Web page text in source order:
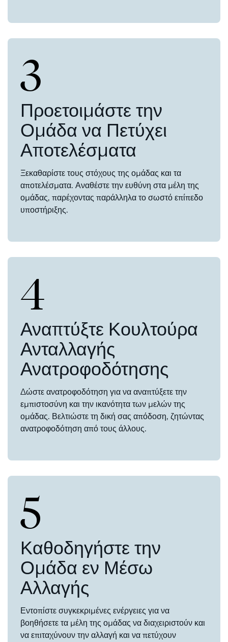
3
Προετοιμάστε την
Ομάδα να Πετύχει
Αποτελέσματα
Ξεκαθαρίστε τους στόχους της ομάδας και τα
αποτελέσματα. Αναθέστε την ευθύνη στα μέλη της
ομάδας, παρέχοντας παράλληλα το σωστό επίπεδο
υποστήριξης.
4
Αναπτύξτε Κουλτούρα
Ανταλλαγής
Ανατροφοδότησης
Δώστε ανατροφοδότηση για να αναπτύξετε την
εμπιστοσύνη και την ικανότητα των μελών της
ομάδας. Βελτιώστε τη δική σας απόδοση, ζητώντας
ανατροφοδότηση από τους άλλους.
5
Καθοδηγήστε την
Ομάδα εν Μέσω
Αλλαγής
Εντοπίστε συγκεκριμένες ενέργειες για να
βοηθήσετε τα μέλη της ομάδας να διαχειριστούν και
να επιταχύνουν την αλλαγή και να πετύχουν